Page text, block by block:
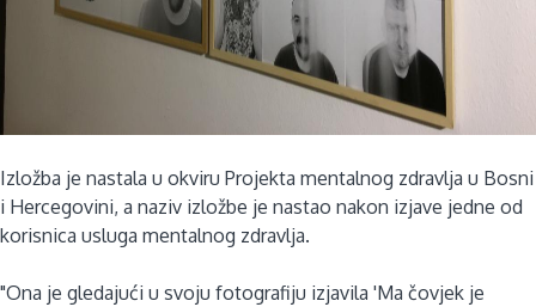
Izložba je nastala u okviru Projekta mentalnog zdravlja u Bosni
i Hercegovini, a naziv izložbe je nastao nakon izjave jedne od
korisnica usluga mentalnog zdravlja.
"Ona je gledajući u svoju fotografiju izjavila 'Ma čovjek je